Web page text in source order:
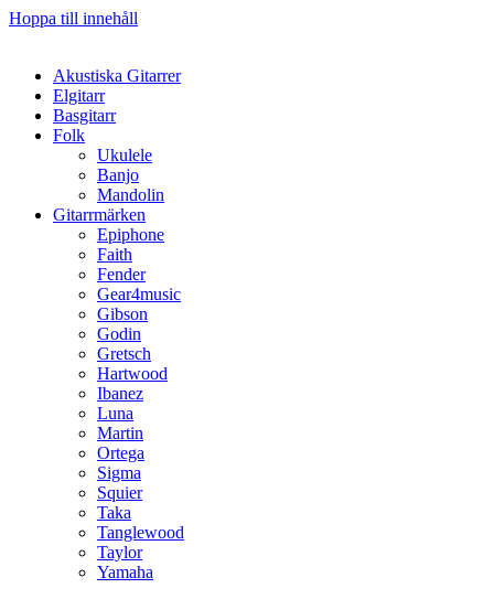
Hoppa till innehåll
Akustiska Gitarrer
Elgitarr
Basgitarr
Folk
Ukulele
Banjo
Mandolin
Gitarrmärken
Epiphone
Faith
Fender
Gear4music
Gibson
Godin
Gretsch
Hartwood
Ibanez
Luna
Martin
Ortega
Sigma
Squier
Taka
Tanglewood
Taylor
Yamaha